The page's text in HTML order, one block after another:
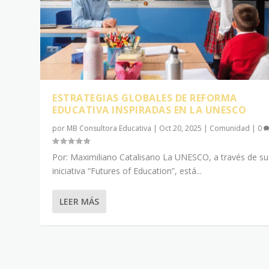
ESTRATEGIAS GLOBALES DE REFORMA
EDUCATIVA INSPIRADAS EN LA UNESCO
por MB Consultora Educativa | Oct 20, 2025 | Comunidad | 0
Por: Maximiliano Catalisano La UNESCO, a través de su
iniciativa “Futures of Education”, está...
LEER MÁS